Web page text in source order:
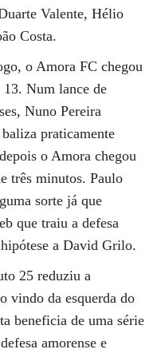
Valente, Hélio
Costa.
o Amora FC chegou
13. Num lance de
Nuno Pereira
praticamente
o Amora chegou
três minutos. Paulo
sorte já que
que traiu a defesa
a David Grilo.
25 reduziu a
vindo da esquerda do
beneficia de uma série
amorense e